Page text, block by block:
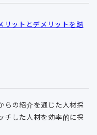
リットとデメリットを踏
らの紹介を通じた人材採
チした人材を効率的に採